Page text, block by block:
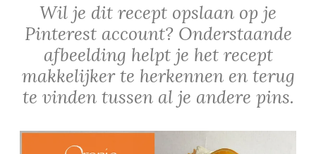
Wil je dit recept opslaan op je
Pinterest account? Onderstaande
afbeelding helpt je het recept
makkelijker te herkennen en terug
te vinden tussen al je andere pins.